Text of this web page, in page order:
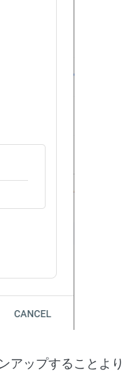
ップすることよ